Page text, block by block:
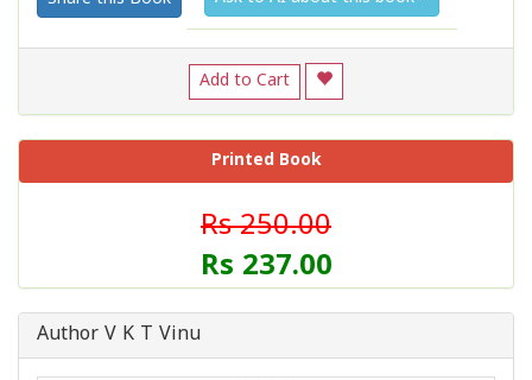
Add to Cart
Printed Book
Rs 250.00
Rs 237.00
Author V K T Vinu